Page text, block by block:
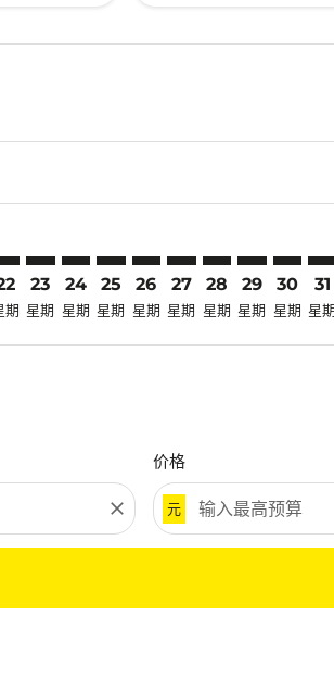
KUL–OKA: cmp-view-offers-disclaimer. 寻找
期
KUL–OKA: cmp-view-offers-disclaimer.
23
星期
KUL–OKA: cmp-view-offers-
24
星期
KUL–OKA: cmp-view-offers-
25
星期
KUL–OKA: cmp-view-
26
星期
KUL–OKA: cmp-
27
星期
KUL–OKA:
28
星期
29
星期
30
星期
31
星期
close
价格
元